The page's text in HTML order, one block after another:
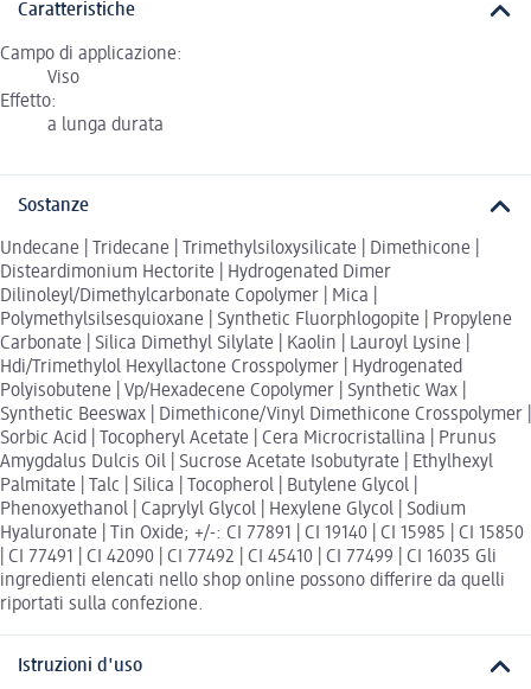
Caratteristiche
Campo di applicazione:
Viso
Effetto:
a lunga durata
Sostanze
Undecane | Tridecane | Trimethylsiloxysilicate | Dimethicone |
Disteardimonium Hectorite | Hydrogenated Dimer
Dilinoleyl/Dimethylcarbonate Copolymer | Mica |
Polymethylsilsesquioxane | Synthetic Fluorphlogopite | Propylene
Carbonate | Silica Dimethyl Silylate | Kaolin | Lauroyl Lysine |
Hdi/Trimethylol Hexyllactone Crosspolymer | Hydrogenated
Polyisobutene | Vp/Hexadecene Copolymer | Synthetic Wax |
Synthetic Beeswax | Dimethicone/Vinyl Dimethicone Crosspolymer |
Sorbic Acid | Tocopheryl Acetate | Cera Microcristallina | Prunus
Amygdalus Dulcis Oil | Sucrose Acetate Isobutyrate | Ethylhexyl
Palmitate | Talc | Silica | Tocopherol | Butylene Glycol |
Phenoxyethanol | Caprylyl Glycol | Hexylene Glycol | Sodium
Hyaluronate | Tin Oxide; +/-: CI 77891 | CI 19140 | CI 15985 | CI 15850
| CI 77491 | CI 42090 | CI 77492 | CI 45410 | CI 77499 | CI 16035 Gli
ingredienti elencati nello shop online possono differire da quelli
riportati sulla confezione.
Istruzioni d'uso